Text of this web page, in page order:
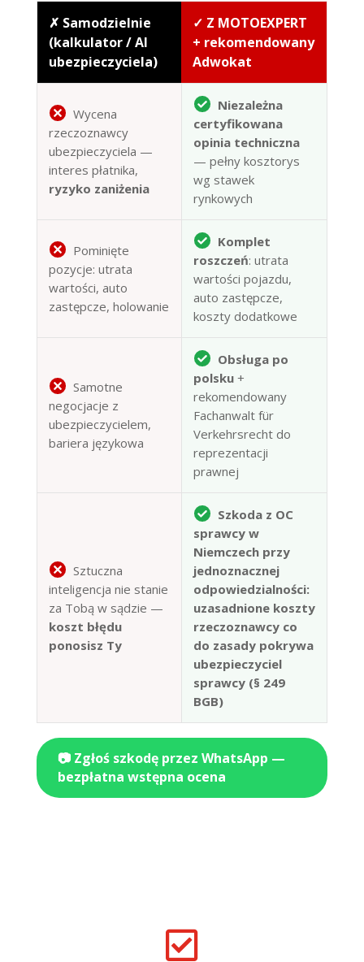
✗ Samodzielnie
(kalkulator / AI
ubezpieczyciela)
✓ Z MOTOEXPERT
+ rekomendowany
Adwokat
Wycena
rzeczoznawcy
ubezpieczyciela —
interes płatnika,
ryzyko zaniżenia
Niezależna
certyfikowana
opinia techniczna
— pełny kosztorys
wg stawek
rynkowych
Pominięte
pozycje: utrata
wartości, auto
zastępcze, holowanie
Komplet
roszczeń: utrata
wartości pojazdu,
auto zastępcze,
koszty dodatkowe
Samotne
negocjacje z
ubezpieczycielem,
bariera językowa
Obsługa po
polsku+
rekomendowany
Fachanwalt für
Verkehrsrecht do
reprezentacji
prawnej
Sztuczna
inteligencja nie stanie
za Tobą w sądzie —
koszt błędu
ponosisz Ty
Szkoda z OC
sprawcy w
Niemczech przy
jednoznacznej
odpowiedzialności:
uzasadnione koszty
rzeczoznawcy co
do zasady pokrywa
ubezpieczyciel
sprawcy (§ 249
BGB)
📷 Zgłoś szkodę przez WhatsApp —
bezpłatna wstępna ocena
